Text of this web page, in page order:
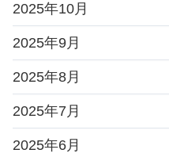
2025年10月
2025年9月
2025年8月
2025年7月
2025年6月